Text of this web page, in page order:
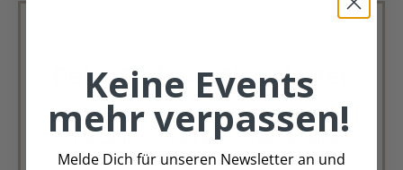
Deko Andreas Newsletter
Immer schön, immer aktuell.
Trag Dich für unseren Newsletter ein &
verpasse keine Angebote mehr
Keine Events
mehr verpassen!
Melde Dich für unseren Newsletter an und